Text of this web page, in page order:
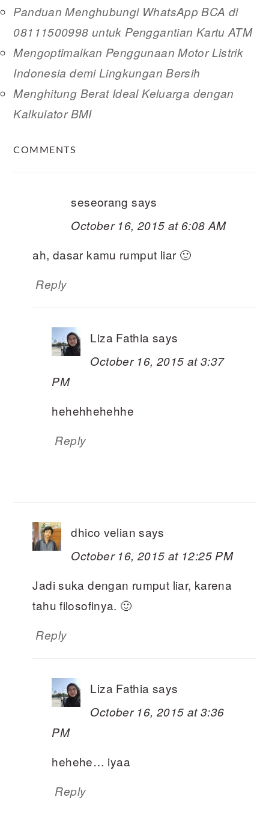
Panduan Menghubungi WhatsApp BCA di
08111500998 untuk Penggantian Kartu ATM
Mengoptimalkan Penggunaan Motor Listrik
Indonesia demi Lingkungan Bersih
Menghitung Berat Ideal Keluarga dengan
Kalkulator BMI
COMMENTS
seseorang says
October 16, 2015 at 6:08 AM
ah, dasar kamu rumput liar 🙂
Reply
Liza Fathia says
October 16, 2015 at 3:37
PM
hehehhehehhe
Reply
dhico velian says
October 16, 2015 at 12:25 PM
Jadi suka dengan rumput liar, karena
tahu filosofinya. 🙂
Reply
Liza Fathia says
October 16, 2015 at 3:36
PM
hehehe… iyaa
Reply